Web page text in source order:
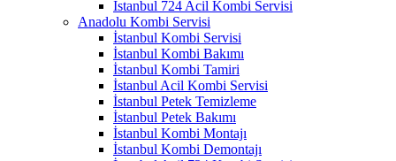
İstanbul 724 Acil Kombi Servisi
Anadolu Kombi Servisi
İstanbul Kombi Servisi
İstanbul Kombi Bakımı
İstanbul Kombi Tamiri
İstanbul Acil Kombi Servisi
İstanbul Petek Temizleme
İstanbul Petek Bakımı
İstanbul Kombi Montajı
İstanbul Kombi Demontajı